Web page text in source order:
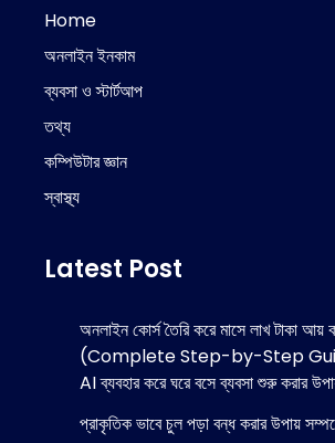
Home
অনলাইন ইনকাম
ব্যবসা ও স্টার্টআপ
তথ্য
কম্পিউটার জ্ঞান
স্বাস্থ্য
Latest Post
অনলাইন কোর্স তৈরি করে মাসে লাখ টাকা আয়
(Complete Step-by-Step
AI ব্যবহার করে ঘরে বসে ব্যবসা শুরু করার
প্রাকৃতিক ভাবে চুল পড়া বন্ধ করার উপায়